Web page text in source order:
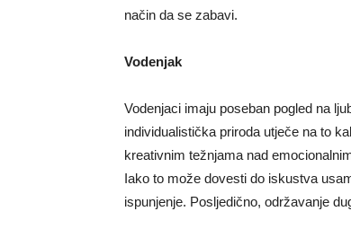
način da se zabavi.
Vodenjak
Vodenjaci imaju poseban pogled na
individualistička priroda utječe na to
kreativnim težnjama nad
Iako to može dovesti do iskustva
ispunjenje. Posljedično, održavanje